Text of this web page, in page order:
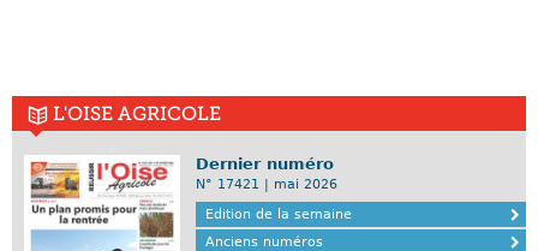
L'OISE AGRICOLE
Dernier numéro
N° 17421 | mai 2026
Edition de la semaine
Anciens numéros